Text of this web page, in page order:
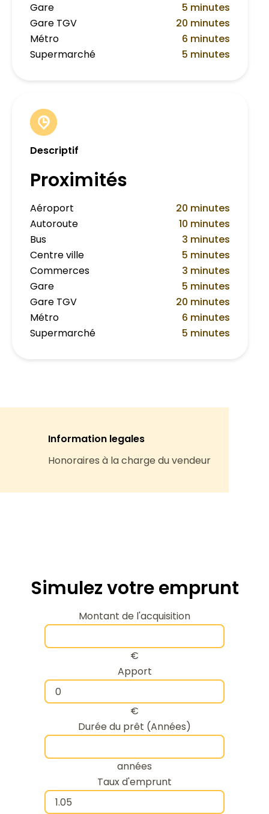
Gare
5 minutes
Gare TGV
20 minutes
Métro
6 minutes
Supermarché
5 minutes
Descriptif
Proximités
Aéroport
20 minutes
Autoroute
10 minutes
Bus
3 minutes
Centre ville
5 minutes
Commerces
3 minutes
Gare
5 minutes
Gare TGV
20 minutes
Métro
6 minutes
Supermarché
5 minutes
Information legales
Honoraires à la charge du vendeur
Simulez votre emprunt
Montant de l'acquisition
€
Apport
€
Durée du prêt (Années)
années
Taux d'emprunt